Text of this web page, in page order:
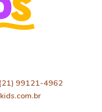
99121-4962